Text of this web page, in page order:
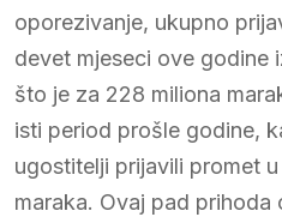
oporezivanje, ukupno
devet mjeseci ove godine
što je za 228 miliona
isti period prošle godine,
ugostitelji prijavili promet
maraka. Ovaj pad prihoda